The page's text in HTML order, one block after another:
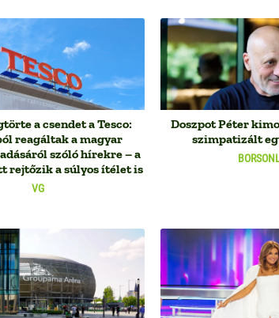
VG
a csendet a Tesco:
reagáltak a magyar
szóló hírekre – a
rejtőzik a súlyos ítélet is
Doszpot Péter
szimpatizált